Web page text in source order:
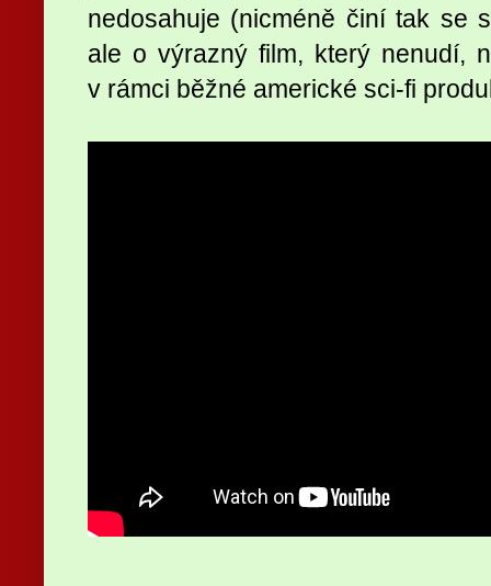
nedosahuje (nicméně činí tak se
ale o výrazný film, který nenudí,
v rámci běžné americké sci-fi